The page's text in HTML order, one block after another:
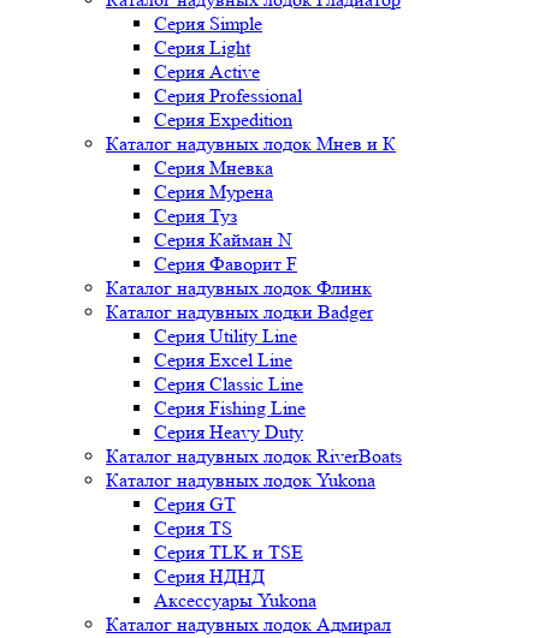
Серия Simple
Серия Light
Серия Active
Серия Professional
Серия Expedition
Каталог надувных лодок Мнев и К
Серия Мневка
Серия Мурена
Серия Туз
Серия Кайман N
Серия Фаворит F
Каталог надувных лодок Флинк
Каталог надувных лодки Badger
Серия Utility Line
Серия Excel Line
Серия Classic Line
Серия Fishing Line
Серия Heavy Duty
Каталог надувных лодок RiverBoats
Каталог надувных лодок Yukona
Серия GT
Серия TS
Серия TLK и TSE
Серия НДНД
Аксессуары Yukona
Каталог надувных лодок Адмирал